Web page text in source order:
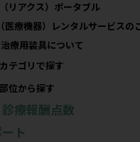
リアクス）ポータブル
医療機器）レンタルサービスの
療用装具について​
テゴリで探す
位から探す
療報酬点数
ト